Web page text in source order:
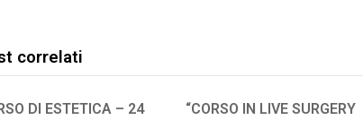
correlati
DI ESTETICA – 24
“CORSO IN LIVE SURGERY